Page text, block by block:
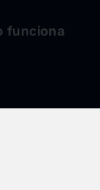
funciona